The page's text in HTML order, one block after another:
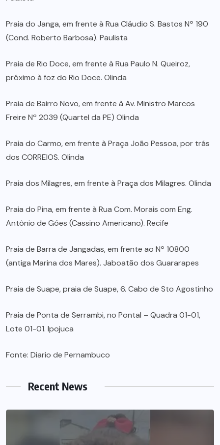
Praia do Janga, em frente à Rua Cláudio S. Bastos Nº 190
(Cond. Roberto Barbosa). Paulista
Praia de Rio Doce, em frente à Rua Paulo N. Queiroz,
próximo à foz do Rio Doce. Olinda
Praia de Bairro Novo, em frente à Av. Ministro Marcos
Freire Nº 2039 (Quartel da PE) Olinda
Praia do Carmo, em frente à Praça João Pessoa, por trás
dos CORREIOS. Olinda
Praia dos Milagres, em frente à Praça dos Milagres. Olinda
Praia do Pina, em frente à Rua Com. Morais com Eng.
Antônio de Góes (Cassino Americano). Recife
Praia de Barra de Jangadas, em frente ao Nº 10800
(antiga Marina dos Mares). Jaboatão dos Guararapes
Praia de Suape, praia de Suape, 6. Cabo de Sto Agostinho
Praia de Ponta de Serrambi, no Pontal – Quadra 01-01,
Lote 01-01. Ipojuca
Fonte: Diario de Pernambuco
Recent News